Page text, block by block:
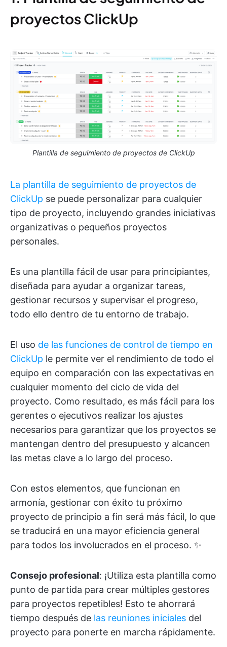
proyectos ClickUp
Plantilla de seguimiento de proyectos de ClickUp
La plantilla de seguimiento de proyectos de
ClickUp se puede personalizar para cualquier
tipo de proyecto, incluyendo grandes iniciativas
organizativas o pequeños proyectos
personales.
Es una plantilla fácil de usar para principiantes,
diseñada para ayudar a organizar tareas,
gestionar recursos y supervisar el progreso,
todo ello dentro de tu entorno de trabajo.
El uso de las funciones de control de tiempo en
ClickUp le permite ver el rendimiento de todo el
equipo en comparación con las expectativas en
cualquier momento del ciclo de vida del
proyecto. Como resultado, es más fácil para los
gerentes o ejecutivos realizar los ajustes
necesarios para garantizar que los proyectos se
mantengan dentro del presupuesto y alcancen
las metas clave a lo largo del proceso.
Con estos elementos, que funcionan en
armonía, gestionar con éxito tu próximo
proyecto de principio a fin será más fácil, lo que
se traducirá en una mayor eficiencia general
para todos los involucrados en el proceso. ✨
Consejo profesional: ¡Utiliza esta plantilla como
punto de partida para crear múltiples gestores
para proyectos repetibles! Esto te ahorrará
tiempo después de las reuniones iniciales del
proyecto para ponerte en marcha rápidamente.